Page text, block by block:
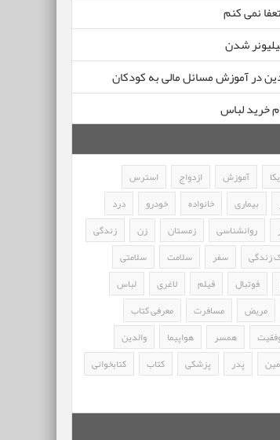
نمی کنم
آموزش ازدواج
استرس
بیماری خانواده خودرو
درد
روانشناسی زمستان زن
زندگی
زندگی سفر سلامت
سلامتی
فوتبال فیلم لاغری
لباس
مریض مسافرت
معرفی کتاب
همسر هواپیما
والدین
پدر پزشکی کتاب
کتابخوانی